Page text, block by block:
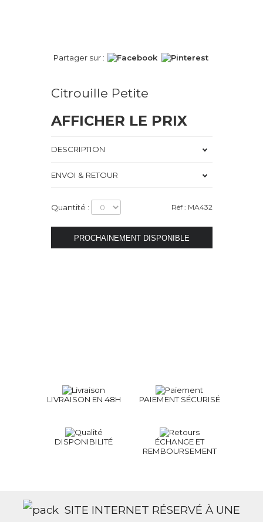
Partager sur :
Citrouille Petite
AFFICHER LE PRIX
DESCRIPTION
ENVOI & RETOUR
Quantité : Réf : MA432
LIVRAISON EN 48H PAIEMENT SÉCURISÉ
DISPONIBILITÉ
ÉCHANGE ET
REMBOURSEMENT
SITE INTERNET RÉSERVÉ À UNE